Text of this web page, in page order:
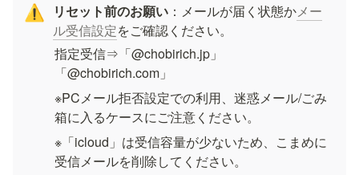
⚠️ リセット前のお願い ：メールが届く状態かメー
ル受信設定をご確認ください。
指定受信⇒「@chobirich.jp」
「@chobirich.com」
※PCメール拒否設定での利用、迷惑メール/ごみ
箱に入るケースにご注意ください。
※「icloud」は受信容量が少ないため、こまめに
受信メールを削除してください。